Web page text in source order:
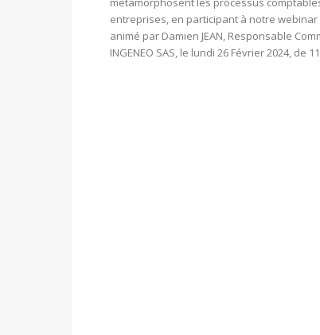
entreprises, en participant à notre
animé par Damien JEAN, Responsable
INGENEO SAS, le lundi 26 Février 2024, de